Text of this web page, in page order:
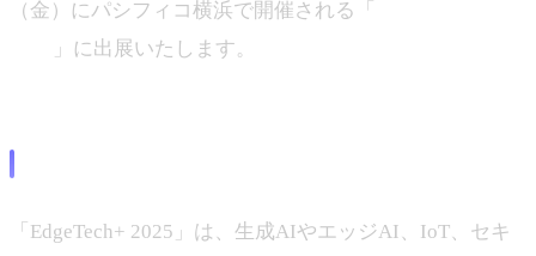
（金）にパシフィコ横浜で開催される「
」に出展いたします。
「EdgeTech+ 2025」は、生成AIやエッジAI、IoT、セキ